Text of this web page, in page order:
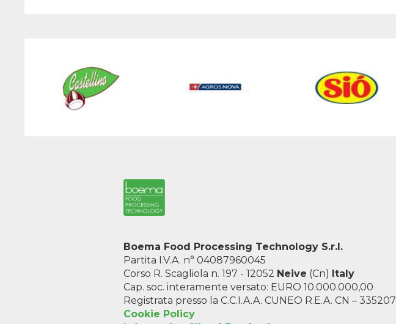
Boema Food Processing Technology S.r.l.
Partita I.V.A. n° 04087960045
Corso R. Scagliola n. 197 - 12052 Neive (Cn) Italy
Cap. soc. interamente versato: EURO 10.000.000,00
Registrata presso la C.C.I.A.A. CUNEO R.E.A. CN – 335207
Cookie Policy